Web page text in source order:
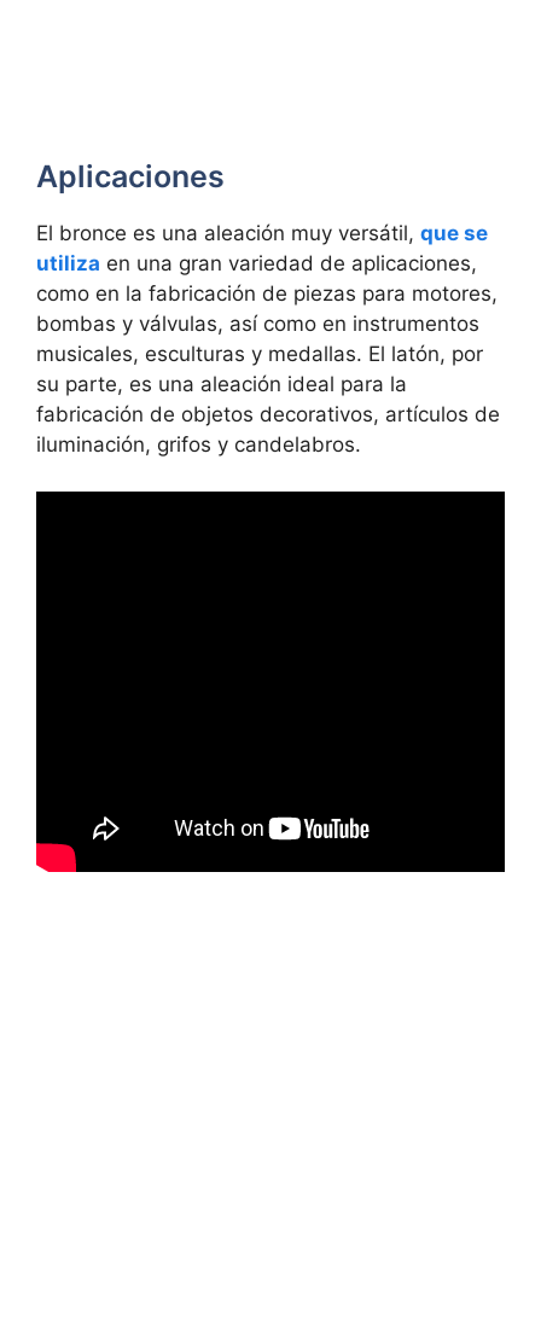
Aplicaciones
El bronce es una aleación muy versátil, que se
utiliza en una gran variedad de aplicaciones,
como en la fabricación de piezas para motores,
bombas y válvulas, así como en instrumentos
musicales, esculturas y medallas. El latón, por
su parte, es una aleación ideal para la
fabricación de objetos decorativos, artículos de
iluminación, grifos y candelabros.